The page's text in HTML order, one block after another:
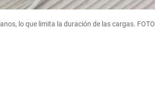
lo que limita la duración de las cargas. FOTO